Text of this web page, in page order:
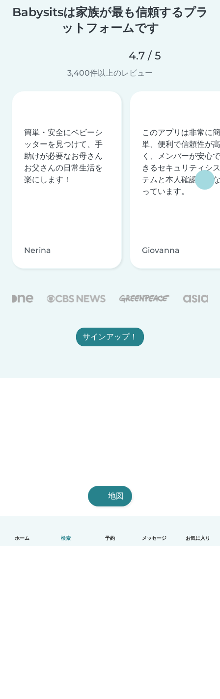
ホーム 検索 予約 メッセージ お気に入り
Babysitsは家族が最も信頼するプラ
ットフォームです
4.7 / 5
3,400件以上のレビュー
簡単・安全にベビーシ
ッターを見つけて、手
助けが必要なお母さん
お父さんの日常生活を
楽にします！
Nerina
このアプリは非常に簡
単、便利で信頼性が高
く、メンバーが安心で
きるセキュリティシス
テムと本人確認を行な
っています。
Giovanna
サインアップ！
地図